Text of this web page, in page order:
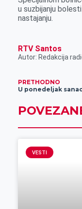
u suzbijanju
nastajanju.
RTV Santos
Autor: Redakcija
PRETHODNO
VESTI